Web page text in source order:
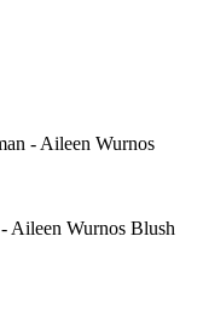
- Aileen Wurnos